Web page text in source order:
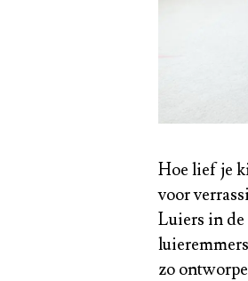
Hoe lief je
voor
Luiers in
zo